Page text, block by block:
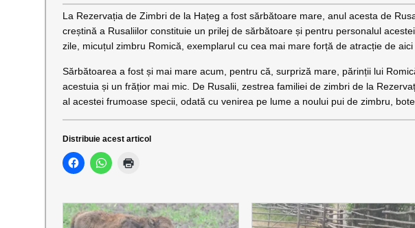
La Rezervația de Zimbri de la Hațeg a fost sărbătoare mare, anul acesta de
creștină a Rusaliilor constituie un prilej de sărbătoare și pentru personalul
zile, micuțul zimbru Romică, exemplarul cu cea mai mare forță de atracție de
Sărbătoarea a fost și mai mare acum, pentru că, surpriză mare, părinții lui
acestuia și un frățior mai mic. De Rusalii, zestrea familiei de zimbri de la
al acestei frumoase specii, odată cu venirea pe lume a noului pui de zimbru,
Distribuie acest articol